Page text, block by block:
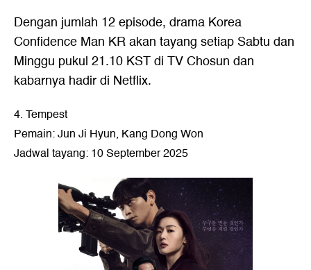
Dengan jumlah 12 episode, drama Korea
Confidence Man KR akan tayang setiap Sabtu dan
Minggu pukul 21.10 KST di TV Chosun dan
kabarnya hadir di Netflix.
4. Tempest
Pemain: Jun Ji Hyun, Kang Dong Won
Jadwal tayang: 10 September 2025